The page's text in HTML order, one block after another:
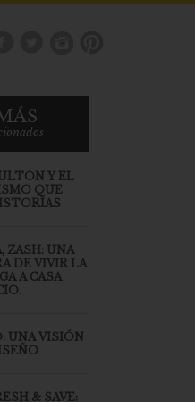
Y EL
QUE
ZASH: UNA
DE VIVIR LA
A CASA
UNA VISIÓN
& SAVE: